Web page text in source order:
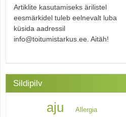
Artiklite kasutamiseks ärilistel
eesmärkidel tuleb eelnevalt luba
küsida aadressil
info@toitumistarkus.ee. Aitäh!
Sildipilv
aju Allergia